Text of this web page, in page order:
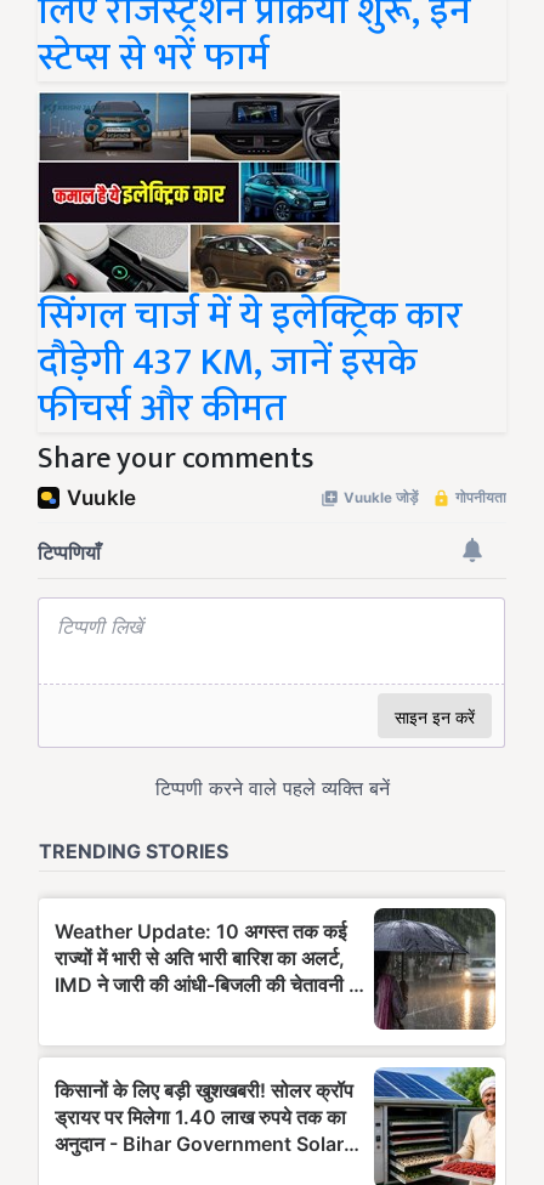
स्टेप्स से भरें फार्म
सिंगल चार्ज में ये इलेक्ट्रिक कार
दौड़ेगी 437 KM, जानें इसके
फीचर्स और कीमत
Share your comments